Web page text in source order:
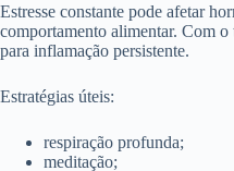
Estresse constante pode afetar
comportamento alimentar. Com
para inflamação persistente.
Estratégias úteis:
respiração profunda;
meditação;